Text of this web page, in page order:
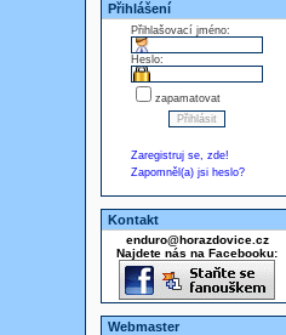
Přihlášení
Přihlašovací jméno:
Heslo:
zapamatovat
Zaregistruj se, zde!
Zapomněl(a) jsi heslo?
Kontakt
enduro@horazdovice.cz
Najdete nás na Facebooku:
Webmaster